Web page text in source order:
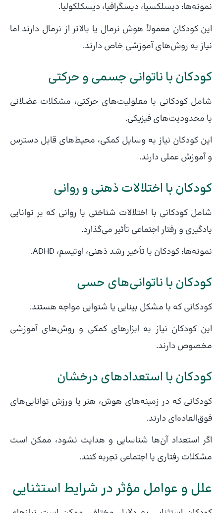
نمونه‌ها: دیسلکسیا، دیسگرافیا، دیسکلکولیا.
این کودکان معمولاً هوش نرمال یا بالاتر از نرمال دارند اما
نیاز به روش‌های آموزشی خاص دارند.
کودکان با ناتوانی جسمی و حرکتی
شامل کودکانی با معلولیت‌های حرکتی، مشکلات عضلانی
یا محدودیت‌های فیزیکی.
این کودکان نیاز به وسایل کمکی، محیط‌های قابل دسترس
و آموزش عملی دارند.
کودکان با اختلالات ذهنی و روانی
شامل کودکانی با اختلالات شناختی یا روانی که بر توانایی
یادگیری و رفتار اجتماعی تأثیر می‌گذارد.
نمونه‌ها: کودکان با تأخیر رشد ذهنی، اوتیسم، ADHD.
کودکان با ناتوانی‌های حسی
کودکانی که با مشکل بینایی یا شنوایی مواجه هستند.
این کودکان نیاز به ابزارهای کمکی و روش‌های آموزشی
مخصوص دارند.
کودکان با استعدادهای درخشان
کودکانی که در زمینه‌های هوش، هنر یا ورزش توانایی‌های
فوق‌العاده‌ای دارند.
اگر استعداد آن‌ها شناسایی و هدایت نشود، ممکن است
مشکلات رفتاری یا اجتماعی تجربه کنند.
علل و عوامل مؤثر در شرایط استثنایی